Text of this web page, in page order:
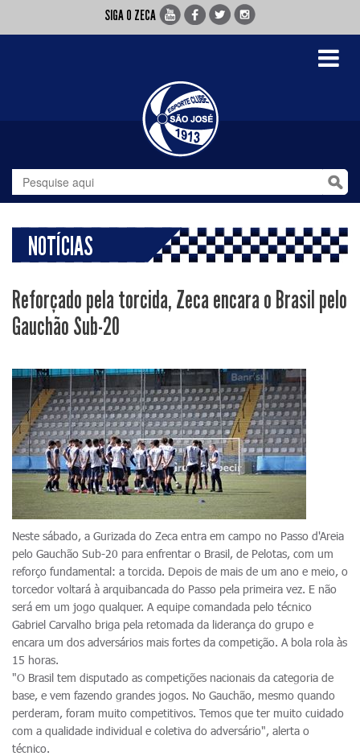
SIGA O ZECA
Toggle
NOTÍCIAS
Reforçado pela torcida, Zeca encara o Brasil pelo
Gauchão Sub-20
Neste sábado, a Gurizada do Zeca entra em campo no Passo d'Areia
pelo Gauchão Sub-20 para enfrentar o Brasil, de Pelotas, com um
reforço fundamental: a torcida. Depois de mais de um ano e meio, o
torcedor voltará à arquibancada do Passo pela primeira vez. E não
será em um jogo qualquer. A equipe comandada pelo técnico
Gabriel Carvalho briga pela retomada da liderança do grupo e
encara um dos adversários mais fortes da competição. A bola rola às
15 horas.
"O Brasil tem disputado as competições nacionais da categoria de
base, e vem fazendo grandes jogos. No Gauchão, mesmo quando
perderam, foram muito competitivos. Temos que ter muito cuidado
com a qualidade individual e coletiva do adversário", alerta o
técnico.